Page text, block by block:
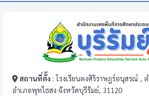
สถานที่ตั้ง : โรงเรียนตงศิริราษฎร์อนุสรณ์ ,
อำเภอพุทไธสง จังหวัดบุรีรัมย์, 31120